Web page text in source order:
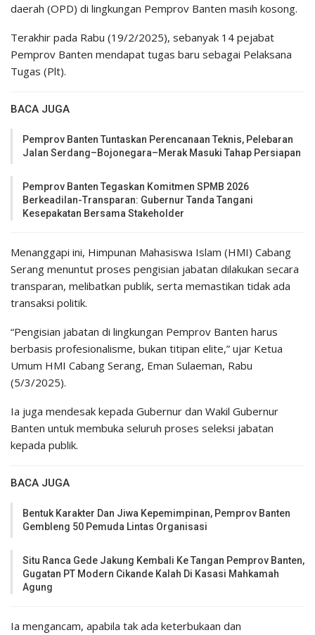
daerah (OPD) di lingkungan Pemprov Banten masih kosong.
Terakhir pada Rabu (19/2/2025), sebanyak 14 pejabat
Pemprov Banten mendapat tugas baru sebagai Pelaksana
Tugas (Plt).
BACA JUGA
Pemprov Banten Tuntaskan Perencanaan Teknis, Pelebaran
Jalan Serdang–Bojonegara–Merak Masuki Tahap Persiapan
Pemprov Banten Tegaskan Komitmen SPMB 2026
Berkeadilan-Transparan: Gubernur Tanda Tangani
Kesepakatan Bersama Stakeholder
Menanggapi ini, Himpunan Mahasiswa Islam (HMI) Cabang
Serang menuntut proses pengisian jabatan dilakukan secara
transparan, melibatkan publik, serta memastikan tidak ada
transaksi politik.
“Pengisian jabatan di lingkungan Pemprov Banten harus
berbasis profesionalisme, bukan titipan elite,” ujar Ketua
Umum HMI Cabang Serang, Eman Sulaeman, Rabu
(5/3/2025).
Ia juga mendesak kepada Gubernur dan Wakil Gubernur
Banten untuk membuka seluruh proses seleksi jabatan
kepada publik.
BACA JUGA
Bentuk Karakter Dan Jiwa Kepemimpinan, Pemprov Banten
Gembleng 50 Pemuda Lintas Organisasi
Situ Ranca Gede Jakung Kembali Ke Tangan Pemprov Banten,
Gugatan PT Modern Cikande Kalah Di Kasasi Mahkamah
Agung
Ia mengancam, apabila tak ada keterbukaan dan